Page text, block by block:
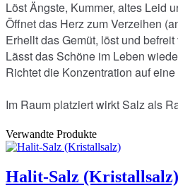
Löst Ängste, Kummer, altes Leid
Öffnet das Herz zum Verzeihen
Erhellt das Gemüt, löst und
Lässt das Schöne im Leben
Richtet die Konzentration auf
Im Raum platziert wirkt Salz als
Verwandte Produkte
Halit-Salz (Kristallsalz)